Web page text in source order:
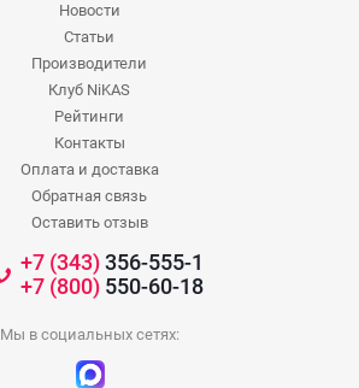
Новости
Статьи
Производители
Клуб NiKAS
Рейтинги
Контакты
Оплата и доставка
Обратная связь
Оставить отзыв
+7 (343)356-555-1
+7 (800)550-60-18
Мы в социальных сетях: